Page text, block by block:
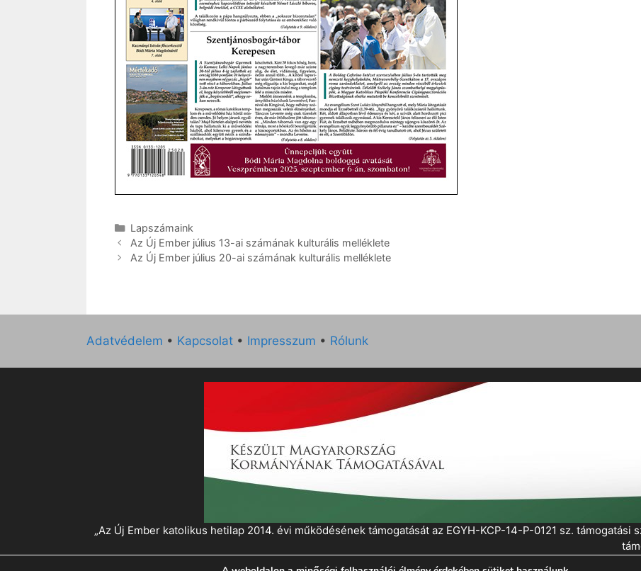
Kategória
Lapszámaink
Az Új Ember július 13-ai számának kulturális melléklete
Az Új Ember július 20-ai számának kulturális melléklete
Adatvédelem • Kapcsolat • Impresszum • Rólunk
„Az Új Ember katolikus hetilap 2014. évi működésének támogatását az EGYH-KCP-14-P-0121 sz.